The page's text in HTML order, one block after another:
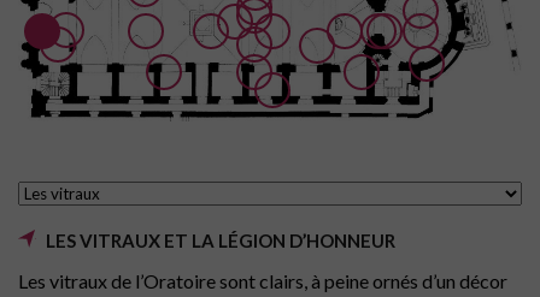
LES VITRAUX ET LA LÉGION D’HONNEUR
Les vitraux de l’Oratoire sont clairs, à peine ornés d’un décor